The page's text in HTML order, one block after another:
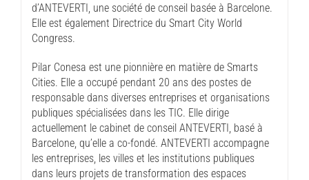
d’ANTEVERTI, une société de conseil basée à Barcelone.
Elle est également Directrice du Smart City World
Congress.
Pilar Conesa est une pionnière en matière de Smarts
Cities. Elle a occupé pendant 20 ans des postes de
responsable dans diverses entreprises et organisations
publiques spécialisées dans les TIC. Elle dirige
actuellement le cabinet de conseil ANTEVERTI, basé à
Barcelone, qu’elle a co-fondé. ANTEVERTI accompagne
les entreprises, les villes et les institutions publiques
dans leurs projets de transformation des espaces